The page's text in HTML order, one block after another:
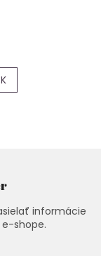
informácie
shope.